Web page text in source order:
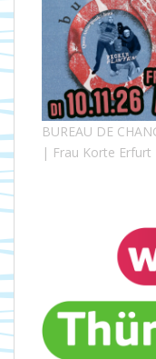
BUREAU DE
| Frau Korte Erfurt